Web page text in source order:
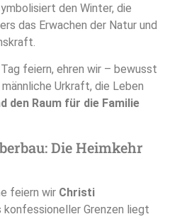
den Winter, die
das Erwachen der Natur und
feiern, ehren wir – bewusst
Urkraft, die Leben
den Raum für die Familie
Die Heimkehr
feiern wir Christi
konfessioneller Grenzen liegt